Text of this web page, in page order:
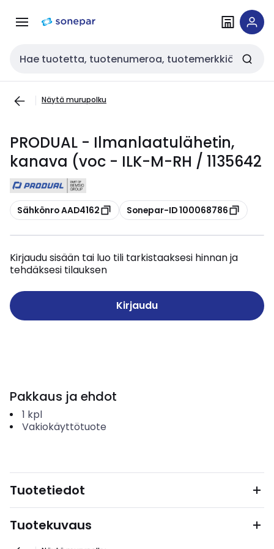
navigointiinsisältöön
Haku
Näytä murupolku
PRODUAL - Ilmanlaatulähetin,
kanava (voc - ILK-M-RH / 1135642
Kopioi
Sähkönro AAD4162 Kopioi
Sonepar-ID 100068786
Kirjaudu sisään tai luo tili tarkistaaksesi hinnan ja
tehdäksesi tilauksen
Kirjaudu
Pakkaus ja ehdot
1 kpl
Vakiokäyttötuote
Tuotetiedot
Tuotekuvaus